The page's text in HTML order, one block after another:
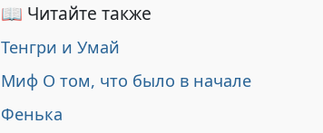
📖 Читайте также
Тенгри и Умай
Миф О том, что было в начале
Фенька